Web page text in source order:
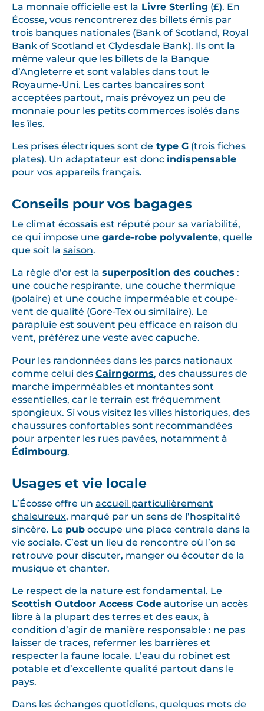
La monnaie officielle est la Livre Sterling (£). En
Écosse, vous rencontrerez des billets émis par
trois banques nationales (Bank of Scotland, Royal
Bank of Scotland et Clydesdale Bank). Ils ont la
même valeur que les billets de la Banque
d’Angleterre et sont valables dans tout le
Royaume-Uni. Les cartes bancaires sont
acceptées partout, mais prévoyez un peu de
monnaie pour les petits commerces isolés dans
les îles.
Les prises électriques sont de type G (trois fiches
plates). Un adaptateur est donc indispensable
pour vos appareils français.
Conseils pour vos bagages
Le climat écossais est réputé pour sa variabilité,
ce qui impose une garde-robe polyvalente, quelle
que soit la saison.
La règle d’or est la superposition des couches :
une couche respirante, une couche thermique
(polaire) et une couche imperméable et coupe-
vent de qualité (Gore-Tex ou similaire). Le
parapluie est souvent peu efficace en raison du
vent, préférez une veste avec capuche.
Pour les randonnées dans les parcs nationaux
comme celui des Cairngorms, des chaussures de
marche imperméables et montantes sont
essentielles, car le terrain est fréquemment
spongieux. Si vous visitez les villes historiques, des
chaussures confortables sont recommandées
pour arpenter les rues pavées, notamment à
Édimbourg.
Usages et vie locale
L’Écosse offre un accueil particulièrement
chaleureux, marqué par un sens de l’hospitalité
sincère. Le pub occupe une place centrale dans la
vie sociale. C’est un lieu de rencontre où l’on se
retrouve pour discuter, manger ou écouter de la
musique et chanter.
Le respect de la nature est fondamental. Le
Scottish Outdoor Access Code autorise un accès
libre à la plupart des terres et des eaux, à
condition d’agir de manière responsable : ne pas
laisser de traces, refermer les barrières et
respecter la faune locale. L’eau du robinet est
potable et d’excellente qualité partout dans le
pays.
Dans les échanges quotidiens, quelques mots de